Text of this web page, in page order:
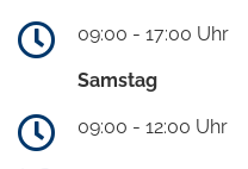
09:00 - 17:00 Uhr
Samstag
09:00 - 12:00 Uhr